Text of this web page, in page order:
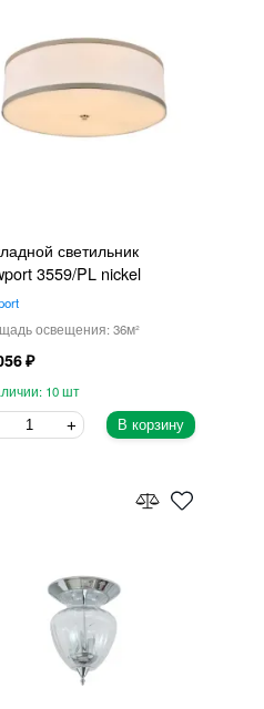
светильник
3559/PL nickel
36
10
В корзину